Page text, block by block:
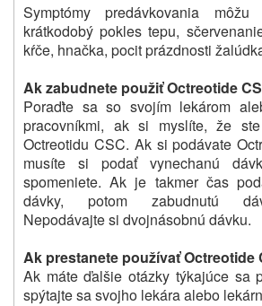
Symptómy predávkovania môžu
krátkodobý pokles tepu,
kŕče, hnačka, pocit prázdnosti
Ak zabudnete použiť Octreotide
Poraďte sa so svojím lekárom
pracovníkmi, ak si myslíte, že
Octreotidu CSC. Ak si podávate
musíte si podať vynechanú
spomeniete. Ak je takmer čas
dávky, potom zabudnutú
Nepodávajte si dvojnásobnú dávku.
Ak prestanete používať Octreotide
Ak máte ďalšie otázky týkajúce sa
spýtajte sa svojho lekára alebo